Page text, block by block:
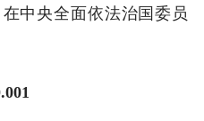
中央全面依法治国委员